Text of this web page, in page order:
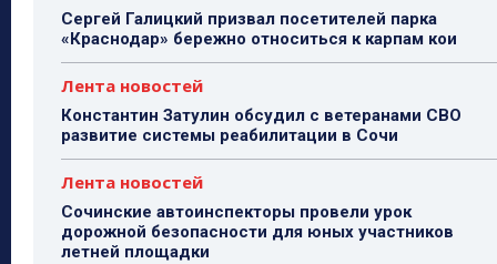
Сергей Галицкий призвал посетителей парка
«Краснодар» бережно относиться к карпам кои
Лента новостей
Константин Затулин обсудил с ветеранами СВО
развитие системы реабилитации в Сочи
Лента новостей
Сочинские автоинспекторы провели урок
дорожной безопасности для юных участников
летней площадки